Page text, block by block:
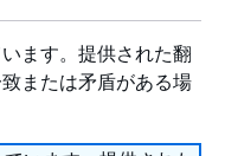
ます。提供された翻
または矛盾がある場